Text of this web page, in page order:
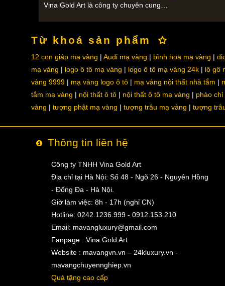
Vina Gold Art là công ty chuyên cung…
Từ khoá sản phẩm
12 con giáp mạ vàng Audi mạ vàng bình hoa mạ vàng
mạ vàng
logo ô tô mạ vàng logo ô tô mạ vàng 24k
lô gô
vàng 9999
mạ vàng logo ô tô mạ vàng nội thất nhà tắm
tắm mạ vàng
nội thất ô tô nội thất ô tô mạ vàng
phào chỉ
vàng
tượng phật mạ vàng tượng trâu mạ vàng tượng
Thông tin liên hệ
Công ty TNHH Vina Gold Art
Địa chỉ tại Hà Nội: Số 48 - Ngõ 26 - Nguyên Hồng
- Đống Đa - Hà Nội.
Giờ làm việc: 8h - 17h (nghỉ CN)
Hotline: 0242.1236.999 - 0912.153.210
Email: mavangluxury@gmail.com
Fanpage : Vina Gold Art
Website : mavangvn.vn – 24kluxury.vn -
mavangchuyennghiep.vn
Quà tặng cao cấp